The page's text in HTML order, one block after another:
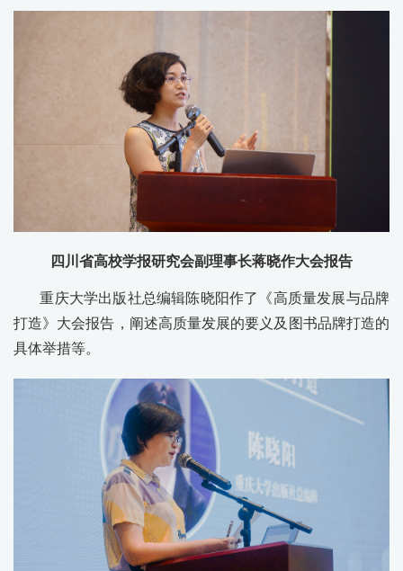
四川省高校学报研究会副理事长蒋晓作大会报告
重庆大学出版社总编辑陈晓阳作了《高质量发展与品牌
打造》大会报告，阐述高质量发展的要义及图书品牌打造的
具体举措等。